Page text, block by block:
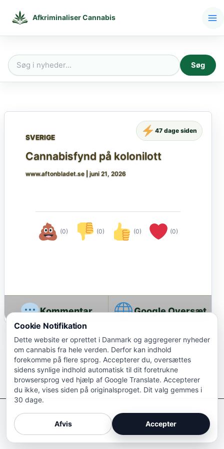
Afkriminaliser Cannabis
Søg
Søg
SVERIGE
Cannabisfynd på kolonilott
www.aftonbladet.se juni 21, 2026
(0) (0) (0) (0)
47 dage siden
Google Oversæt
Afkriminaliser Cannabis
Cookie Notifikation
Dette website er oprettet i Danmark og aggregerer nyheder
om cannabis fra hele verden. Derfor kan indhold
forekomme på flere sprog. Accepterer du, oversættes
sidens synlige indhold automatisk til dit foretrukne
browsersprog ved hjælp af Google Translate. Accepterer
du ikke, vises siden på originalsproget. Dit valg gemmes i
30 dage.
Afvis Accepter